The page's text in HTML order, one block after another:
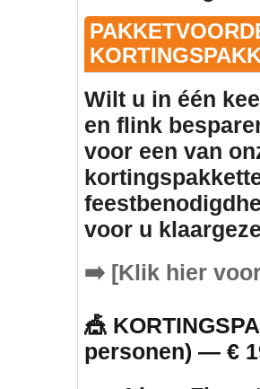
Wilt u in één
en flink
voor een van
voor u
➡️ [Klik hier
🎪
personen) — €